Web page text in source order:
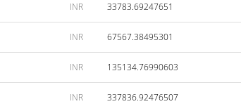
INR 33783.69247651
INR 67567.38495301
INR 135134.76990603
INR 337836.92476507